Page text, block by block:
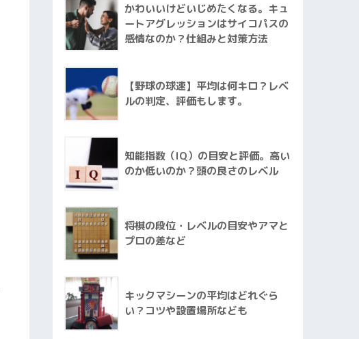
かわいいけどいじめたくなる。キュ
ートアグレッションはサイコパスの
感情なのか？仕組みと対策方法
【野球の球速】平均は何キロ？レベ
ルの判定、評価もします。
知能指数（IQ）の目安と評価。高い
のか低いのか？頭の良さのレベル
将棋の段位・レベルの目安やアマと
プロの差など
キックマシーンの平均はどれぐら
い？コツや設置場所なども